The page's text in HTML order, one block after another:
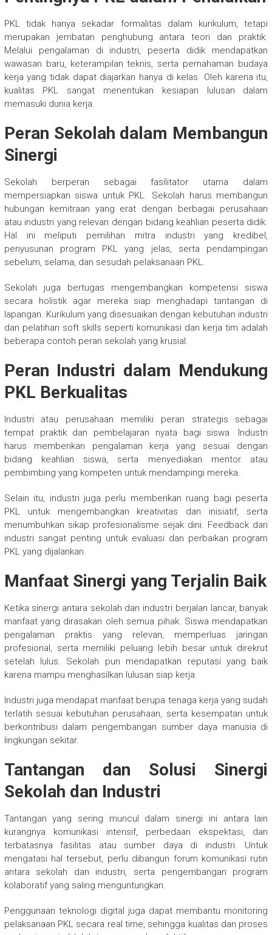
PKL tidak hanya sekadar formalitas dalam kurikulum, tetapi
merupakan jembatan penghubung antara teori dan praktik.
Melalui pengalaman di industri, peserta didik mendapatkan
wawasan baru, keterampilan teknis, serta pemahaman budaya
kerja yang tidak dapat diajarkan hanya di kelas. Oleh karena itu,
kualitas PKL sangat menentukan kesiapan lulusan dalam
memasuki dunia kerja.
Peran Sekolah dalam Membangun
Sinergi
Sekolah berperan sebagai fasilitator utama dalam
mempersiapkan siswa untuk PKL. Sekolah harus membangun
hubungan kemitraan yang erat dengan berbagai perusahaan
atau industri yang relevan dengan bidang keahlian peserta didik.
Hal ini meliputi pemilihan mitra industri yang kredibel,
penyusunan program PKL yang jelas, serta pendampingan
sebelum, selama, dan sesudah pelaksanaan PKL.
Sekolah juga bertugas mengembangkan kompetensi siswa
secara holistik agar mereka siap menghadapi tantangan di
lapangan. Kurikulum yang disesuaikan dengan kebutuhan industri
dan pelatihan soft skills seperti komunikasi dan kerja tim adalah
beberapa contoh peran sekolah yang krusial.
Peran Industri dalam Mendukung
PKL Berkualitas
Industri atau perusahaan memiliki peran strategis sebagai
tempat praktik dan pembelajaran nyata bagi siswa. Industri
harus memberikan pengalaman kerja yang sesuai dengan
bidang keahlian siswa, serta menyediakan mentor atau
pembimbing yang kompeten untuk mendampingi mereka.
Selain itu, industri juga perlu memberikan ruang bagi peserta
PKL untuk mengembangkan kreativitas dan inisiatif, serta
menumbuhkan sikap profesionalisme sejak dini. Feedback dari
industri sangat penting untuk evaluasi dan perbaikan program
PKL yang dijalankan.
Manfaat Sinergi yang Terjalin Baik
Ketika sinergi antara sekolah dan industri berjalan lancar, banyak
manfaat yang dirasakan oleh semua pihak. Siswa mendapatkan
pengalaman praktis yang relevan, memperluas jaringan
profesional, serta memiliki peluang lebih besar untuk direkrut
setelah lulus. Sekolah pun mendapatkan reputasi yang baik
karena mampu menghasilkan lulusan siap kerja.
Industri juga mendapat manfaat berupa tenaga kerja yang sudah
terlatih sesuai kebutuhan perusahaan, serta kesempatan untuk
berkontribusi dalam pengembangan sumber daya manusia di
lingkungan sekitar.
Tantangan dan Solusi Sinergi
Sekolah dan Industri
Tantangan yang sering muncul dalam sinergi ini antara lain
kurangnya komunikasi intensif, perbedaan ekspektasi, dan
terbatasnya fasilitas atau sumber daya di industri. Untuk
mengatasi hal tersebut, perlu dibangun forum komunikasi rutin
antara sekolah dan industri, serta pengembangan program
kolaboratif yang saling menguntungkan.
Penggunaan teknologi digital juga dapat membantu monitoring
pelaksanaan PKL secara real time, sehingga kualitas dan proses